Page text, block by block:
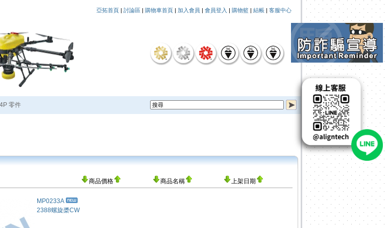
亞拓首頁 | 討論區 | 購物車首頁 | 加入會員 | 會員登入 | 購物籃 | 結帳 | 客服中心
零件
商品價格 商品名稱 上架日期
MP0233A
2388螺旋槳CW